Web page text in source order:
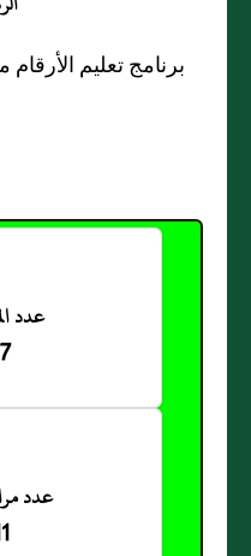
برنامج تعليم الأرقام من 1
عدد
عدد